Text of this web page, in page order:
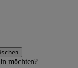
möchten?